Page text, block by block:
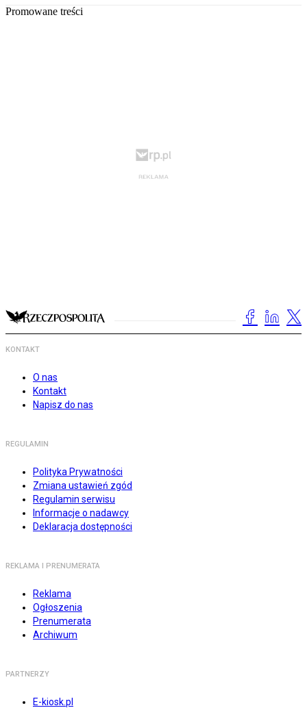
Promowane treści
KONTAKT
O nas
Kontakt
Napisz do nas
REGULAMIN
Polityka Prywatności
Zmiana ustawień zgód
Regulamin serwisu
Informacje o nadawcy
Deklaracja dostępności
REKLAMA I PRENUMERATA
Reklama
Ogłoszenia
Prenumerata
Archiwum
PARTNERZY
E-kiosk.pl